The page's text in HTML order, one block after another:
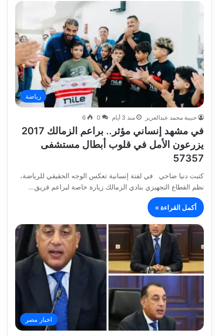
رياضة
حبيبة محمد عبدالعزيز منذ 3 أيام 0
6
في مشهد إنساني مؤثر.. براعم الزمالك 2017
يزرعون الأمل في قلوب أبطال مستشفى
57357
كتبت دنيا ضاحي في لفتة إنسانية تعكس الوجه الحقيقي للرياضة،
نظم القطاع التجهيزي بنادي الزمالك زيارة خاصة لبراعم فريق…
أكمل القراءة »
اخبار مصر